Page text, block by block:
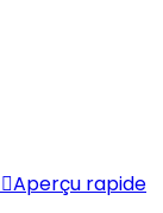
Aperçu rapide